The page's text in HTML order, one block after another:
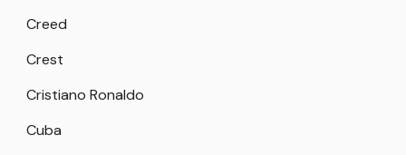
Creed
Crest
Cristiano Ronaldo
Cuba